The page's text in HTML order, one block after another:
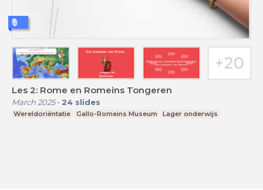
Les 2: Rome en Romeins Tongeren
March 2025- 24 slides
Wereldoriëntatie Gallo-Romeins Museum Lager onderwijs